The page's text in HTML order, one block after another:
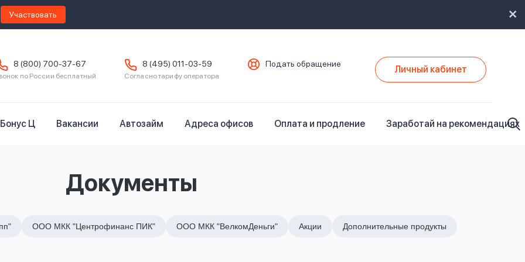
Участвовать
8 (800) 700-37-67
по России бесплатный
8 (495) 011-03-59
Согласно тарифу оператора
Подать обращение Личный кабинет
Бонус Ц Вакансии Автозайм Адреса офисов Оплата и продление Заработай на рекомендациях
Документы
ООО МКК "Центрофинанс ПИК" ООО МКК "ВелкомДеньги" Акции Дополнительные продукты